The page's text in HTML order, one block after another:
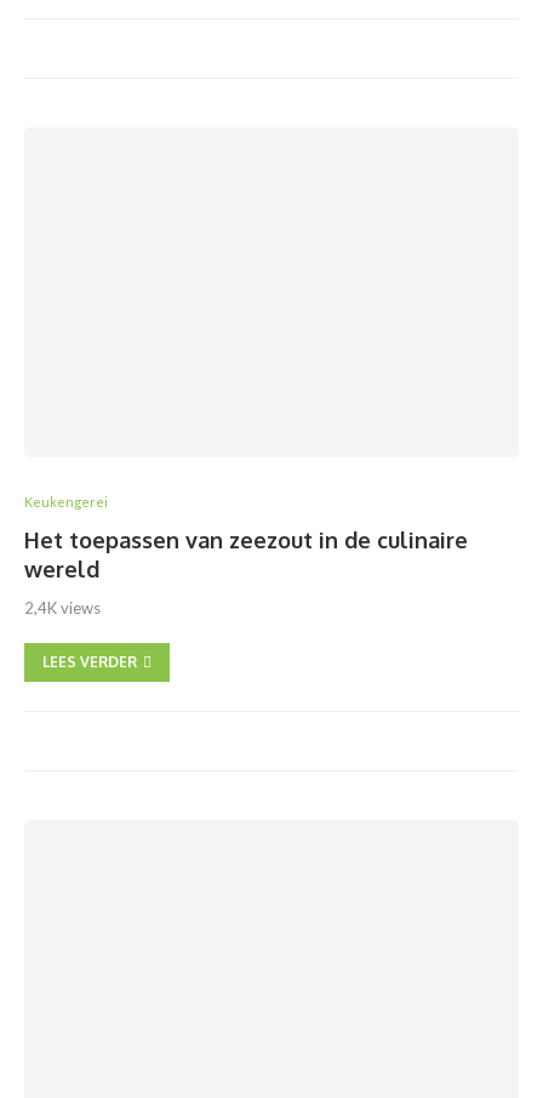
Keukengerei
Het toepassen van zeezout in de culinaire
wereld
2,4K views
LEES VERDER